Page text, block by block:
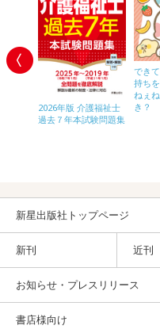
2026年版 介護福祉士
過去７年本試験問題集
でき
持ち
ねぇ
き？
新星出版社トップページ
新刊 近刊
お知らせ・プレスリリース
書店様向け